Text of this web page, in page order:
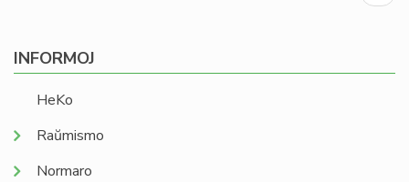
page
INFORMOJ
HeKo
Raŭmismo
Normaro